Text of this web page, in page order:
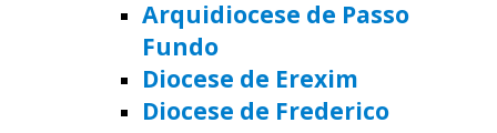
Arquidiocese de Passo
Fundo
Diocese de Erexim
Diocese de Frederico